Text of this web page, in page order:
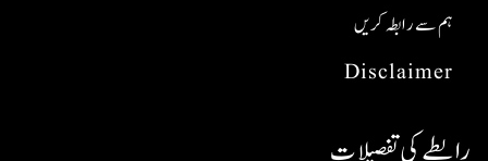
Disclaimer
ہم سے رابطہ کریں
رابطے کی تفصیلات